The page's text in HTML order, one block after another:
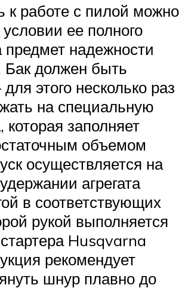
к работе с пилой можно
ее полного
предмет надежности
Бак должен быть
этого несколько раз
на специальную
которая заполняет
объемом
осуществляется на
агрегата
в соответствующих
рукой выполняется
Husqvarna
рекомендует
шнур плавно до